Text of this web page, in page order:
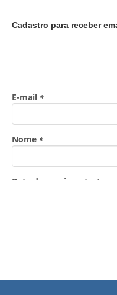
Cadastro para receber